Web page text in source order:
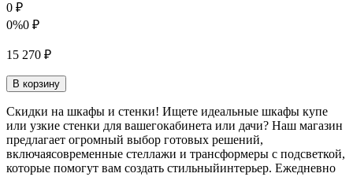
0 ₽
0%0 ₽
15 270 ₽
В корзину
Скидки на шкафы и стенки! Ищете идеальные шкафы купе
или узкие стенки для вашегокабинета или дачи? Наш магазин
предлагает огромный выбор готовых решений,
включаясовременные стеллажи и трансформеры с подсветкой,
которые помогут вам создать стильныйинтерьер. Ежедневно